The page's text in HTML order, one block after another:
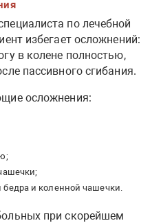
по лечебной
избегает осложнений:
в колене полностью,
пассивного сгибания.
осложнения:
и коленной чашечки.
при скорейшем